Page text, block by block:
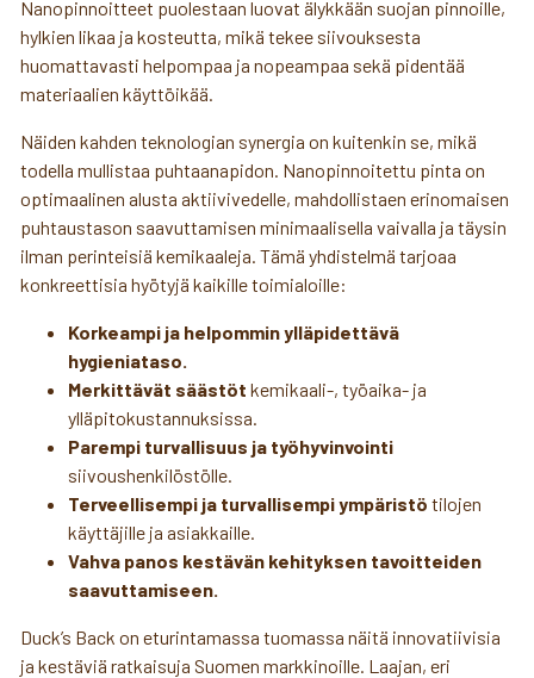
Nanopinnoitteet puolestaan luovat älykkään suojan pinnoille,
hylkien likaa ja kosteutta, mikä tekee siivouksesta
huomattavasti helpompaa ja nopeampaa sekä pidentää
materiaalien käyttöikää.
Näiden kahden teknologian synergia on kuitenkin se, mikä
todella mullistaa puhtaanapidon. Nanopinnoitettu pinta on
optimaalinen alusta aktiivivedelle, mahdollistaen erinomaisen
puhtaustason saavuttamisen minimaalisella vaivalla ja täysin
ilman perinteisiä kemikaaleja. Tämä yhdistelmä tarjoaa
konkreettisia hyötyjä kaikille toimialoille:
Korkeampi ja helpommin ylläpidettävä
hygieniataso.
Merkittävät säästöt kemikaali-, työaika- ja
ylläpitokustannuksissa.
Parempi turvallisuus ja työhyvinvointi
siivoushenkilöstölle.
Terveellisempi ja turvallisempi ympäristö tilojen
käyttäjille ja asiakkaille.
Vahva panos kestävän kehityksen tavoitteiden
saavuttamiseen.
Duck’s Back on eturintamassa tuomassa näitä innovatiivisia
ja kestäviä ratkaisuja Suomen markkinoille. Laajan, eri